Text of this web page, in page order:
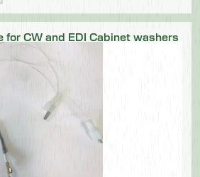
for CW and EDI Cabinet washers